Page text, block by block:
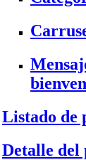
Listado de
Detalle del